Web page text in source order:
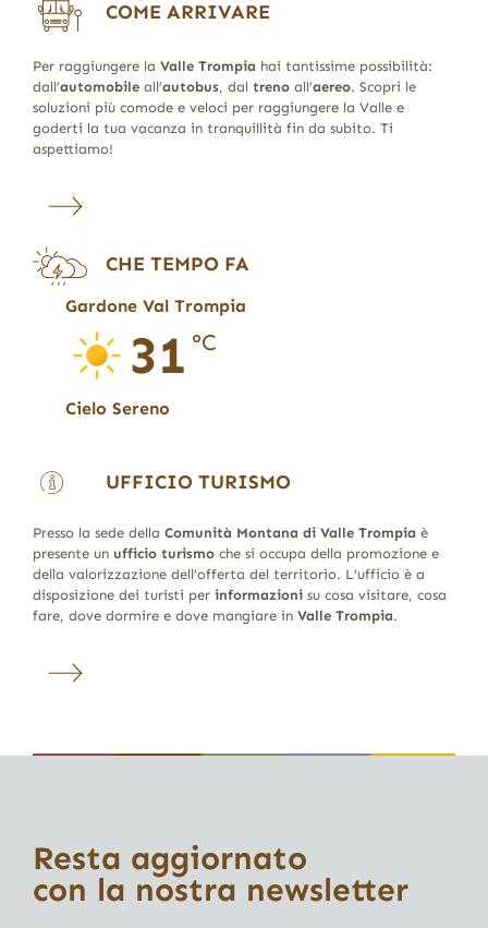
COME ARRIVARE
Per raggiungere la Valle Trompia hai tantissime possibilità:
dall’automobileall’autobus, dal trenoall’aereo. Scopri le
soluzioni più comode e veloci per raggiungere la Valle e
goderti la tua vacanza in tranquillità fin da subito. Ti
aspettiamo!
CHE TEMPO FA
Gardone Val Trompia
31 °C
Cielo Sereno
UFFICIO TURISMO
Presso la sede della Comunità Montana di Valle Trompia è
presente un ufficio turismoche si occupa della promozione e
della valorizzazione dell’offerta del territorio. L’ufficio è a
disposizione dei turisti per informazionisu cosa visitare, cosa
fare, dove dormire e dove mangiare in Valle Trompia.
Resta aggiornato
con la nostra newsletter